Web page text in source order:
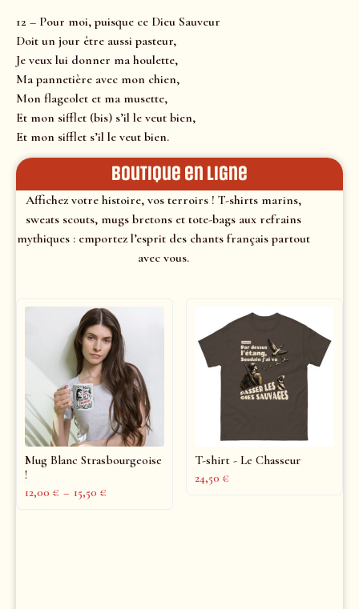
12 – Pour moi, puisque ce Dieu Sauveur
Doit un jour être aussi pasteur,
Je veux lui donner ma houlette,
Ma pannetière avec mon chien,
Mon flageolet et ma musette,
Et mon sifflet (bis) s’il le veut bien,
Et mon sifflet s’il le veut bien.
Boutique en ligne
Affichez votre histoire, vos terroirs ! T-shirts marins,
sweats scouts, mugs bretons et tote-bags aux refrains
mythiques : emportez l’esprit des chants français partout
avec vous.
Mug Blanc Strasbourgeoise
!
12,00 € – 15,50 €
T-shirt - Le Chasseur
24,50 €